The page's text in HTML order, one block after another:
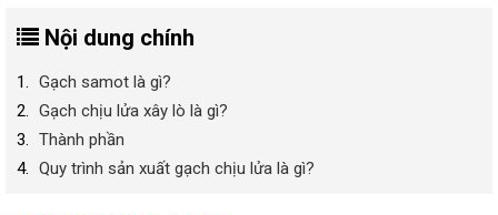
Nội dung chính
Gạch samot là gì?
Gạch chịu lửa xây lò là gì?
Thành phần
Quy trình sản xuất gạch chịu lửa là gì?